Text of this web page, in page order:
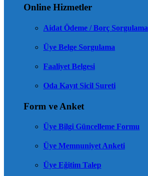
Online Hizmetler
Aidat Ödeme / Borç Sorgulama
Üye Belge Sorgulama
Faaliyet Belgesi
Oda Kayıt Sicil Sureti
Form ve Anket
Üye Bilgi Güncelleme Formu
Üye Memnuniyet Anketi
Üye Eğitim Talep